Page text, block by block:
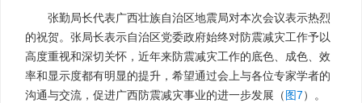
张勤局长代表广西壮族自治区地震局对本次会议表示热烈
的祝贺。张局长表示自治区党委政府始终对防震减灾工作予以
高度重视和深切关怀，近年来防震减灾工作的底色、成色、效
率和显示度都有明显的提升，希望通过会上与各位专家学者的
沟通与交流，促进广西防震减灾事业的进一步发展（图7）。